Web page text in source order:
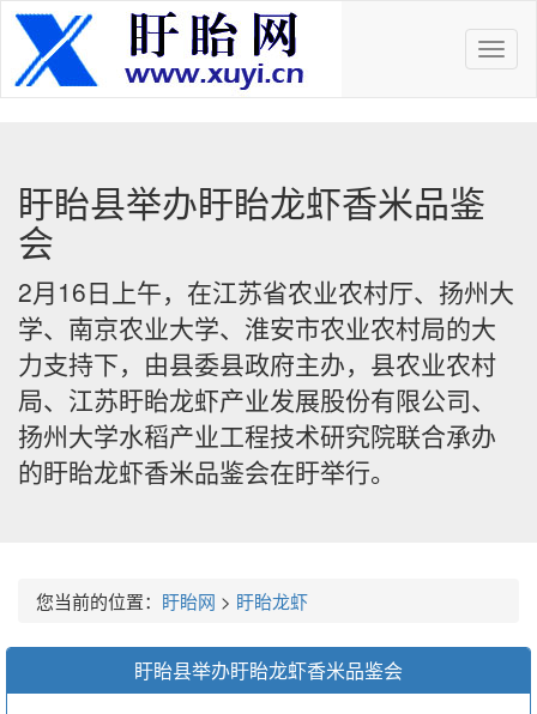
盱眙县举办盱眙龙虾香米品鉴
会
2月16日上午，在江苏省农业农村厅、扬州大
学、南京农业大学、淮安市农业农村局的大
力支持下，由县委县政府主办，县农业农村
局、江苏盱眙龙虾产业发展股份有限公司、
扬州大学水稻产业工程技术研究院联合承办
的盱眙龙虾香米品鉴会在盱举行。
您当前的位置： 盱眙网 > 盱眙龙虾
盱眙县举办盱眙龙虾香米品鉴会